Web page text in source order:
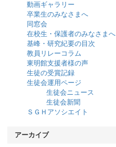
動画ギャラリー
卒業生のみなさまへ
同窓会
在校生・保護者のみなさまへ
基峰・研究紀要の目次
教員リレーコラム
東明館支援者様の声
生徒の受賞記録
生徒会運用ページ
生徒会ニュース
生徒会新聞
ＳＧＨアソシエイト
アーカイブ